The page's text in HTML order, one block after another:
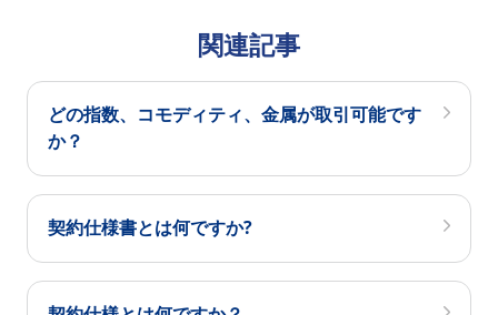
関連記事
どの指数、コモディティ、金属が取引可能です
か？
契約仕様書とは何ですか?